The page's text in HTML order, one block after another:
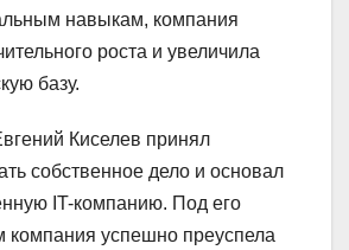
навыкам, компания
роста и увеличила
базу.
Киселев принял
собственное дело и основал
IT-компанию. Под его
компания успешно преуспела